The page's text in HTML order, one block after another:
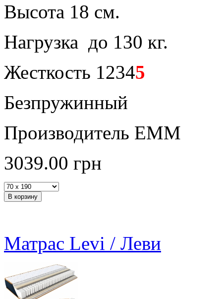
Высота 18 см.
Нагрузка до 130 кг.
Жесткость 12345
Безпружинный
Производитель ЕММ
3039.00 грн
Матрас Levi / Леви